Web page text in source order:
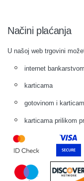
Načini plaćanja
U našoj web trgovini
internet bankarstvom
karticama
gotovinom i
karticama prilikom